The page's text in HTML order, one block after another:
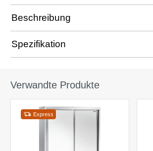
Beschreibung
Spezifikation
Verwandte Produkte
Express